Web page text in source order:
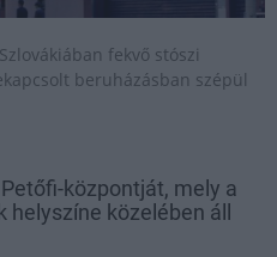
fekvő stószi
beruházásban szépül
központját, mely a
közelében áll